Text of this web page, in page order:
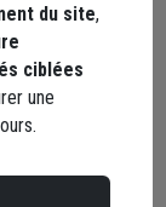
du site,
ciblées
une